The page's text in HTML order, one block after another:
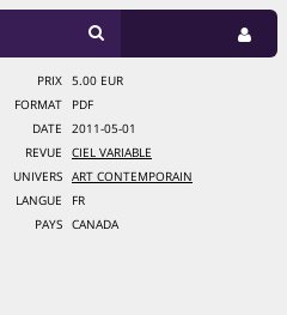
PRIX
5.00 EUR
FORMAT
PDF
DATE
2011-05-01
REVUE
CIEL VARIABLE
UNIVERS
ART CONTEMPORAIN
LANGUE
FR
PAYS
CANADA